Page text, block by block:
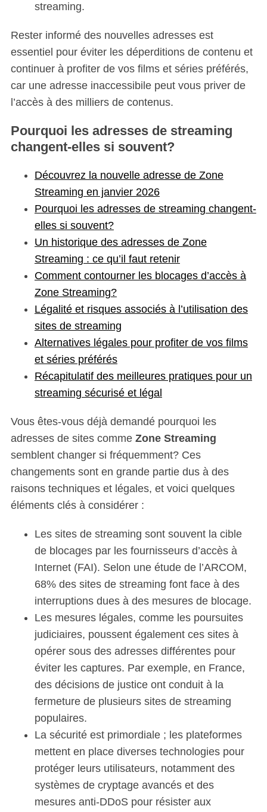
streaming.
Rester informé des nouvelles adresses est
essentiel pour éviter les déperditions de contenu et
continuer à profiter de vos films et séries préférés,
car une adresse inaccessibile peut vous priver de
l’accès à des milliers de contenus.
Pourquoi les adresses de streaming
changent-elles si souvent?
Découvrez la nouvelle adresse de Zone
Streaming en janvier 2026
Pourquoi les adresses de streaming changent-
elles si souvent?
Un historique des adresses de Zone
Streaming : ce qu’il faut retenir
Comment contourner les blocages d’accès à
Zone Streaming?
Légalité et risques associés à l’utilisation des
sites de streaming
Alternatives légales pour profiter de vos films
et séries préférés
Récapitulatif des meilleures pratiques pour un
streaming sécurisé et légal
Vous êtes-vous déjà demandé pourquoi les
adresses de sites comme Zone Streaming
semblent changer si fréquemment? Ces
changements sont en grande partie dus à des
raisons techniques et légales, et voici quelques
éléments clés à considérer :
Les sites de streaming sont souvent la cible
de blocages par les fournisseurs d’accès à
Internet (FAI). Selon une étude de l’ARCOM,
68% des sites de streaming font face à des
interruptions dues à des mesures de blocage.
Les mesures légales, comme les poursuites
judiciaires, poussent également ces sites à
opérer sous des adresses différentes pour
éviter les captures. Par exemple, en France,
des décisions de justice ont conduit à la
fermeture de plusieurs sites de streaming
populaires.
La sécurité est primordiale ; les plateformes
mettent en place diverses technologies pour
protéger leurs utilisateurs, notamment des
systèmes de cryptage avancés et des
mesures anti-DDoS pour résister aux